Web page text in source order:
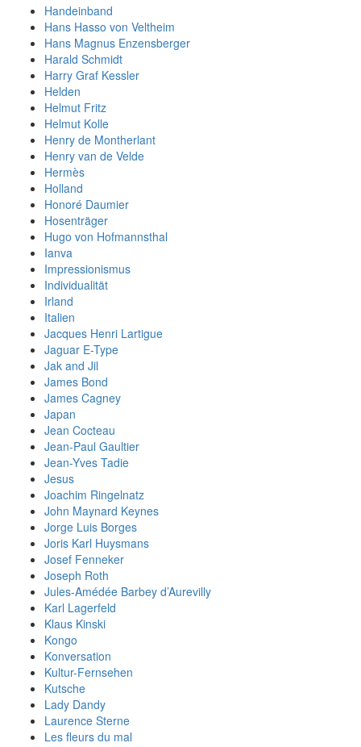
Handeinband
Hans Hasso von Veltheim
Hans Magnus Enzensberger
Harald Schmidt
Harry Graf Kessler
Helden
Helmut Fritz
Helmut Kolle
Henry de Montherlant
Henry van de Velde
Hermès
Holland
Honoré Daumier
Hosenträger
Hugo von Hofmannsthal
Ianva
Impressionismus
Individualität
Irland
Italien
Jacques Henri Lartigue
Jaguar E-Type
Jak and Jil
James Bond
James Cagney
Japan
Jean Cocteau
Jean-Paul Gaultier
Jean-Yves Tadie
Jesus
Joachim Ringelnatz
John Maynard Keynes
Jorge Luis Borges
Joris Karl Huysmans
Josef Fenneker
Joseph Roth
Jules-Amédée Barbey d’Aurevilly
Karl Lagerfeld
Klaus Kinski
Kongo
Konversation
Kultur-Fernsehen
Kutsche
Lady Dandy
Laurence Sterne
Les fleurs du mal